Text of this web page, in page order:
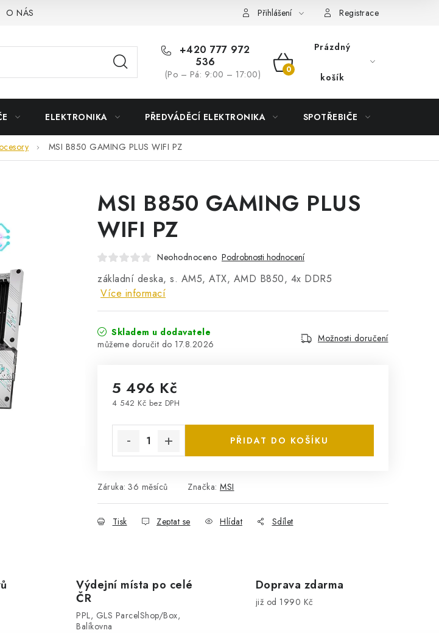
O NÁS Přihlášení Registrace
+420 777 972
536
(Po – Pá: 9:00 – 17:00)
NÁKUPNÍ
Prázdný
košík
ELEKTRONIKA PŘEDVÁDĚCÍ ELEKTRONIKA SPOTŘEBIČE
MSI B850 GAMING PLUS WIFI PZ
MSI B850 GAMING PLUS
WIFI PZ
Neohodnoceno Podrobnosti hodnocení
základní deska, s. AM5, ATX, AMD B850, 4x DDR5
Více informací
Skladem u dodavatele
17.8.2026
Možnosti doručení
5 496 Kč
4 542 Kč bez DPH
PŘIDAT DO KOŠÍKU
Záruka: 36 měsíců Značka: MSI
Tisk Zeptat se Hlídat Sdílet
Výdejní místa po celé
ČR
PPL, GLS ParcelShop/Box,
Balíkovna
Doprava zdarma
již od 1990 Kč